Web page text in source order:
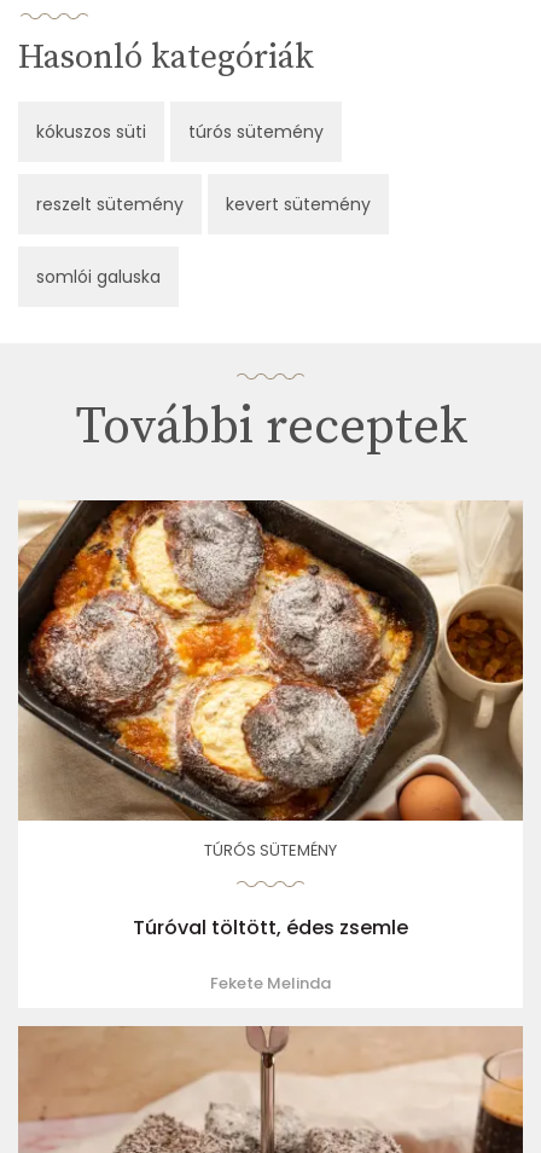
Hasonló kategóriák
kókuszos süti túrós sütemény
reszelt sütemény kevert sütemény
somlói galuska
További receptek
TÚRÓS SÜTEMÉNY
Túróval töltött, édes zsemle
Fekete Melinda